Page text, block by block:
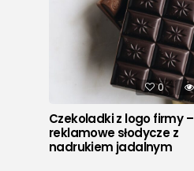
0
Czekoladki z logo firmy –
reklamowe słodycze z
nadrukiem jadalnym